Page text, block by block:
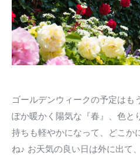
ゴールデンウィークの予定はも
ぽか暖かく陽気な『春』、色と
持ちも軽やかになって、どこか
ね♪ お天気の良い日は外に出て